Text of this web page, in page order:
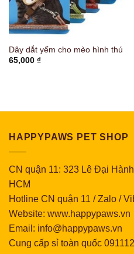
Dây dắt yếm cho mèo hình thú
65,000 ₫
HAPPYPAWS PET SHOP
CN quận 11: 323 Lê Đại
HCM
Hotline CN quận 11 / Zalo /
Website: www.happypaws.vn
Email: info@happypaws.vn
Cung cấp sỉ toàn quốc